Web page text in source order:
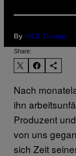
By VICE Thump
Share:
Nach
ihn
Produzent
von uns
sich Zeit